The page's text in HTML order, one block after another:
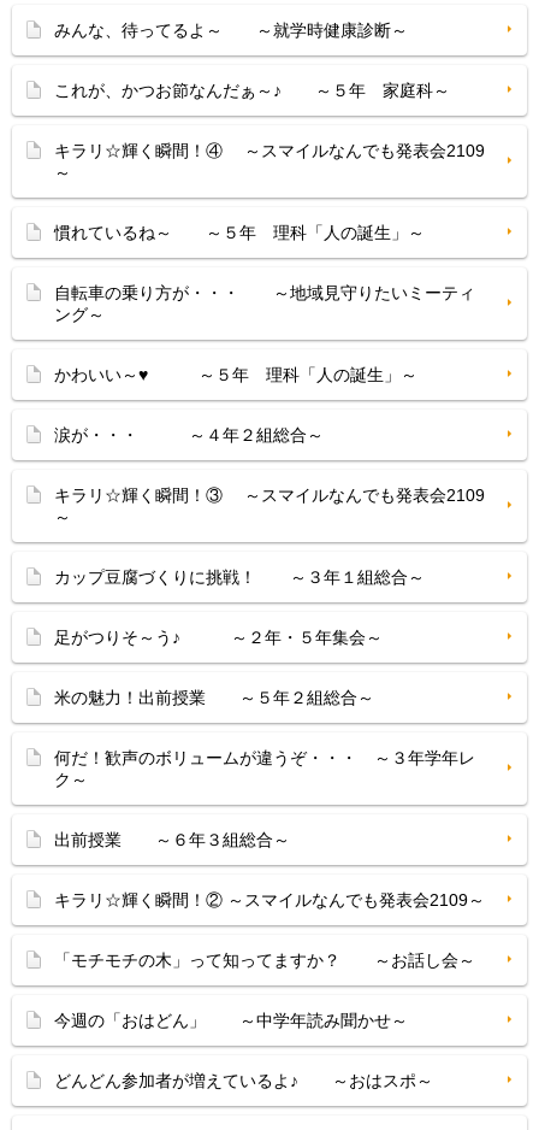
みんな、待ってるよ～ ～就学時健康診断～
これが、かつお節なんだぁ～♪ ～５年 家庭科～
キラリ☆輝く瞬間！④ ～スマイルなんでも発表会2109
～
慣れているね～ ～５年 理科「人の誕生」～
自転車の乗り方が・・・ ～地域見守りたいミーティ
ング～
かわいい～♥ ～５年 理科「人の誕生」～
涙が・・・ ～４年２組総合～
キラリ☆輝く瞬間！③ ～スマイルなんでも発表会2109
～
カップ豆腐づくりに挑戦！ ～３年１組総合～
足がつりそ～う♪ ～２年・５年集会～
米の魅力！出前授業 ～５年２組総合～
何だ！歓声のボリュームが違うぞ・・・ ～３年学年レ
ク～
出前授業 ～６年３組総合～
キラリ☆輝く瞬間！② ～スマイルなんでも発表会2109～
「モチモチの木」って知ってますか？ ～お話し会～
今週の「おはどん」 ～中学年読み聞かせ～
どんどん参加者が増えているよ♪ ～おはスポ～